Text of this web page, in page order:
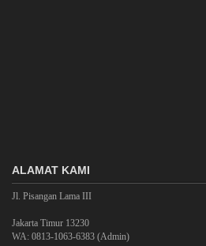
ALAMAT KAMI
Jl. Pisangan Lama III
Jakarta Timur 13230
WA: 0813-1063-6383 (Admin)